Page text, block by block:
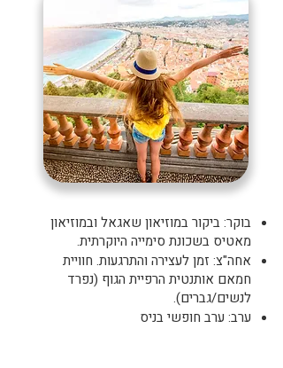
בוקר: ביקור במוזיאון שאגאל ובמוזיאון
מאטיס בשכונת סימייה היוקרתית.
אחה"צ: זמן לעצירה והתרגעות. חוויית
חמאם אותנטית הרפיית הגוף (נפרד
לנשים/גברים).
ערב: ערב חופשי בניס